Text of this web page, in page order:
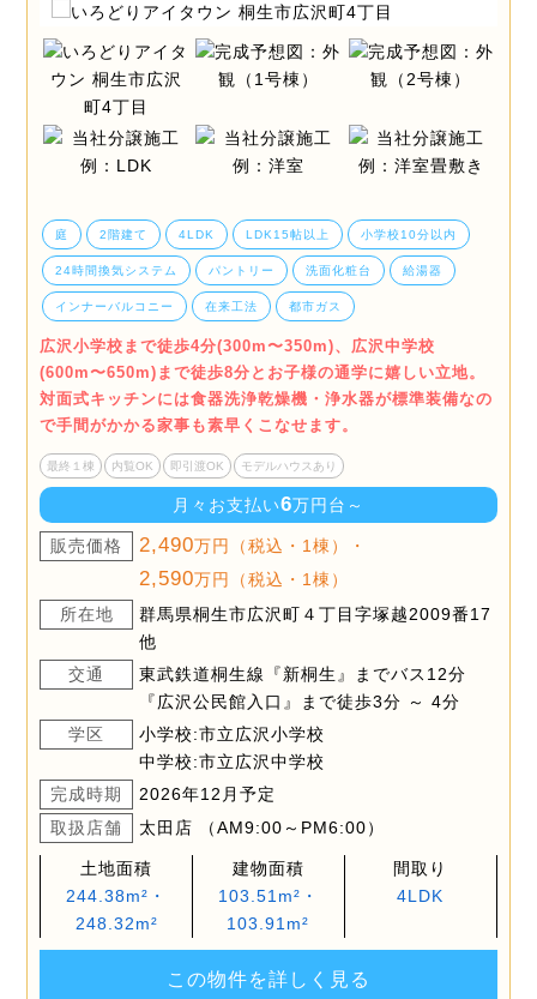
庭 2階建て 4LDK LDK15帖以上 小学校10分以内
24時間換気システム パントリー 洗面化粧台 給湯器
インナーバルコニー 在来工法 都市ガス
広沢小学校まで徒歩4分(300m〜350m)、広沢中学校
(600m〜650m)まで徒歩8分とお子様の通学に嬉しい立地。
対面式キッチンには食器洗浄乾燥機・浄水器が標準装備なの
で手間がかかる家事も素早くこなせます。
最終１棟 内覧OK 即引渡OK モデルハウスあり
月々お支払い6万円台～
販売価格 2,490万円（税込・1棟）・
2,590万円（税込・1棟）
所在地
群馬県桐生市広沢町４丁目字塚越2009番17
他
交通
東武鉄道桐生線『新桐生』までバス12分
『広沢公民館入口』まで徒歩3分 ～ 4分
学区
小学校:市立広沢小学校
中学校:市立広沢中学校
完成時期
2026年12月予定
取扱店舗
太田店 （AM9:00～PM6:00）
土地面積
244.38m²・
248.32m²
建物面積
103.51m²・
103.91m²
間取り
4LDK
この物件を詳しく見る